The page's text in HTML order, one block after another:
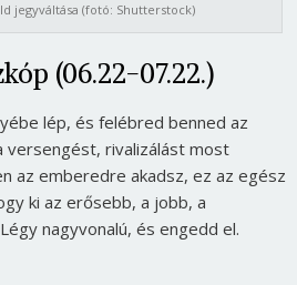
jegyváltása (fotó: Shutterstock)
(06.22-07.22.)
lép, és felébred benned az
versengést, rivalizálást most
az emberedre akadsz, ez az egész
ki az erősebb, a jobb, a
nagyvonalú, és engedd el.